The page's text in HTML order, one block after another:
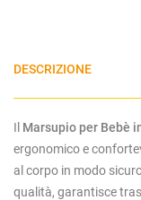
DESCRIZIONE
Il Marsupio per Bebè
ergonomico e
al corpo in modo
qualità, garantisce